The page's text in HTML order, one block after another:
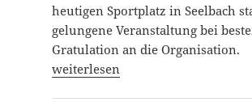
heutigen Sportplatz in Seelbach
gelungene Veranstaltung bei
Gratulation an die Organisation.
weiterlesen